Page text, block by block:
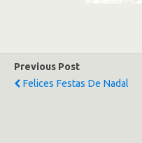
Previous Post
Felices Festas De Nadal